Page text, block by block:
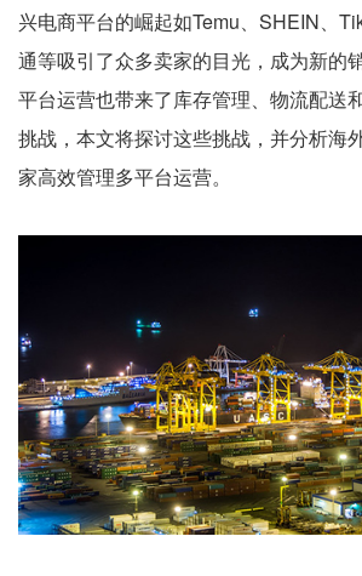
兴电商平台的崛起如Temu、SHEIN、
通等吸引了众多卖家的目光，成为新的
平台运营也带来了库存管理、物流配送
挑战，本文将探讨这些挑战，并分析海
家高效管理多平台运营。